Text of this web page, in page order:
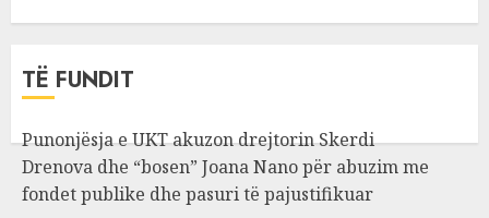
TË FUNDIT
Punonjësja e UKT akuzon drejtorin Skerdi
Drenova dhe “bosen” Joana Nano për abuzim me
fondet publike dhe pasuri të pajustifikuar